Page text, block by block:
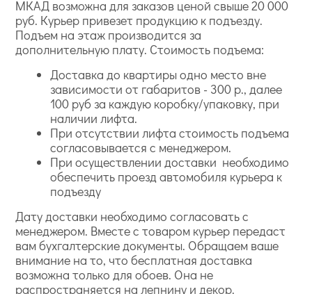
МКАД возможна для заказов ценой свыше 20 000
руб. Курьер привезет продукцию к подъезду.
Подъем на этаж производится за
дополнительную плату. Стоимость подъема:
Доставка до квартиры одно место вне
зависимости от габаритов - 300 р., далее
100 руб за каждую коробку/упаковку, при
наличии лифта.
При отсутствии лифта стоимость подъема
согласовывается с менеджером.
При осуществлении доставки необходимо
обеспечить проезд автомобиля курьера к
подъезду
Дату доставки необходимо согласовать с
менеджером. Вместе с товаром курьер передаст
вам бухгалтерские документы. Обращаем ваше
внимание на то, что бесплатная доставка
возможна только для обоев. Она не
распространяется на лепнину и декор.